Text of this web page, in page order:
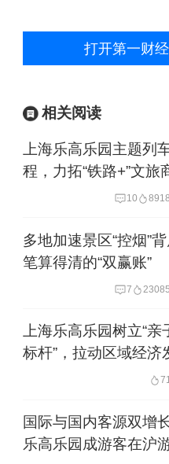
中，第一财经记
式来演绎。
毗邻剧场的则是
木与小人仔装饰
打开第一财
相关阅读
上海乐高乐园主题列
程，力拓“铁路+”文旅
10
多地加速景区“控烟”
笔算得清的“双赢账”
7
上海乐高乐园树立“亲
标杆”，拉动区域经济
国际与国内客源双增
乐高乐园成游客在沪